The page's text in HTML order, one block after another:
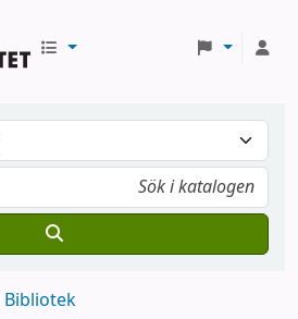
Bibliotek